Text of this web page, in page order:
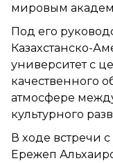
мировым
Под его
Казахстанско-
университет с
качественного
атмосфере
культурного
В ходе встречи
Ережеп